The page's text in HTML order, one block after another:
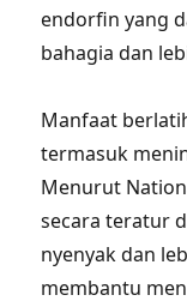
endorfin yang
bahagia dan
Manfaat
termasuk
Menurut
secara teratur
nyenyak dan
membantu